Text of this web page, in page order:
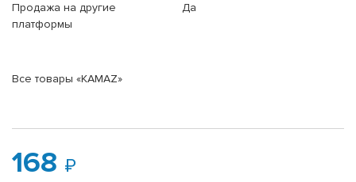
Продажа на другие
платформы
Да
Все товары «KAMAZ»
168